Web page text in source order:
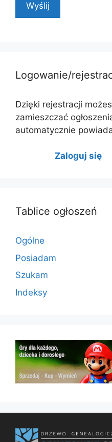
Wyślij
Logowanie/
Dzięki rejestracji
zamieszczać
automatycznie
Zaloguj się
Tablice ogłoszeń
Ogólne
Posiadam
Szukam
Indeksy